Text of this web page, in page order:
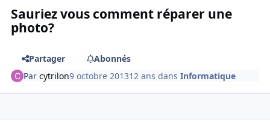
Sauriez vous comment réparer une
photo?
Partager
Abonnés
Parcytrilon9 octobre 201312 ans dansInformatique